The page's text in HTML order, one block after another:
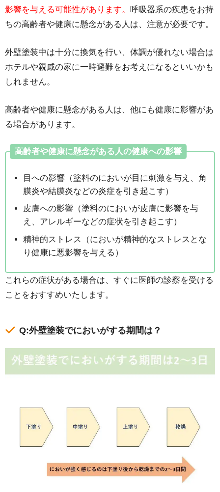
影響を与える可能性があります。 呼吸器系の疾患をお持
ちの高齢者や健康に懸念がある人は、注意が必要です。
外壁塗装中は十分に換気を行い、体調が優れない場合は
ホテルや親戚の家に一時避難をお考えになるといいかも
しれません。
高齢者や健康に懸念がある人は、他にも健康に影響があ
る場合があります。
高齢者や健康に懸念がある人の健康への影響
目への影響（塗料のにおいが目に刺激を与え、角
膜炎や結膜炎などの炎症を引き起こす）
皮膚への影響（塗料のにおいが皮膚に影響を与
え、アレルギーなどの症状を引き起こす）
精神的ストレス（においが精神的なストレスとな
り健康に悪影響を与える）
これらの症状がある場合は、すぐに医師の診察を受ける
ことをおすすめいたします。
Q:外壁塗装でにおいがする期間は？